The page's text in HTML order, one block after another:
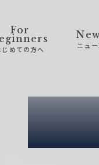
For
じめての方へ ニュー